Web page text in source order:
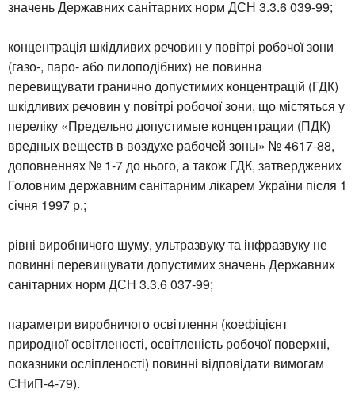
значень Державних санітарних норм ДСН 3.3.6 039-99;
концентрація шкідливих речовин у повітрі робочої зони
(газо-, паро- або пилоподібних) не повинна
перевищувати гранично допустимих концентрацій (ГДК)
шкідливих речовин у повітрі робочої зони, що містяться у
переліку «Предельно допустимые концентрации (ПДК)
вредных веществ в воздухе рабочей зоны» № 4617-88,
доповненнях № 1-7 до нього, а також ГДК, затверджених
Головним державним санітарним лікарем України після 1
січня 1997 р.;
рівні виробничого шуму, ультразвуку та інфразвуку не
повинні перевищувати допустимих значень Державних
санітарних норм ДСН 3.3.6 037-99;
параметри виробничого освітлення (коефіцієнт
природної освітленості, освітленість робочої поверхні,
показники осліпленості) повинні відповідати вимогам
СНиП-4-79).